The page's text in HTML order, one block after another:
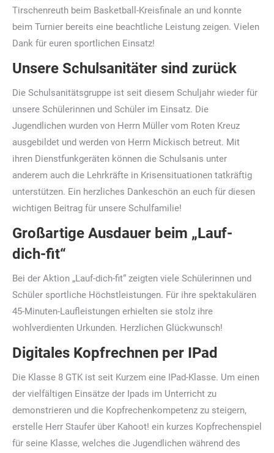
Tirschenreuth beim Basketball-Kreisfinale an und konnte
beim Turnier bereits eine beachtliche Leistung zeigen. Vielen
Dank für euren sportlichen Einsatz!
Unsere Schulsanitäter sind zurück
Die Schulsanitätsgruppe ist seit diesem Schuljahr wieder für
unsere Schülerinnen und Schüler im Einsatz. Die
Jugendlichen wurden von Herrn Müller vom Roten Kreuz
ausgebildet und werden von Herrn Mickisch betreut. Mit
ihren Dienstfunkgeräten können die Schulsanis unter
anderem auch die Lehrkräfte in Krisensituationen tatkräftig
unterstützen. Ein herzliches Dankeschön an euch für diesen
wichtigen Beitrag für unsere Schulfamilie!
Großartige Ausdauer beim „Lauf-
dich-fit“
Bei der Aktion „Lauf-dich-fit“ zeigten viele Schülerinnen und
Schüler sportliche Höchstleistungen. Für ihre spektakulären
45-Minuten-Laufleistungen erhielten sie stolz ihre
wohlverdienten Urkunden. Herzlichen Glückwunsch!
Digitales Kopfrechnen per IPad
Die Klasse 8 GTK ist seit Kurzem eine IPad-Klasse. Um einen
der vielfältigen Einsätze der Ipads im Unterricht zu
demonstrieren und die Kopfrechenkompetenz zu steigern,
erstelle Herr Staufer über Kahoot! ein kurzes Kopfrechenspiel
für seine Klasse, welches die Jugendlichen während des